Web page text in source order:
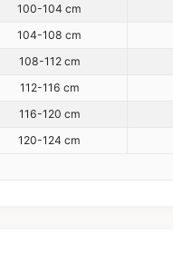
100-104 cm
104-108 cm
108-112 cm
112-116 cm
116-120 cm
120-124 cm